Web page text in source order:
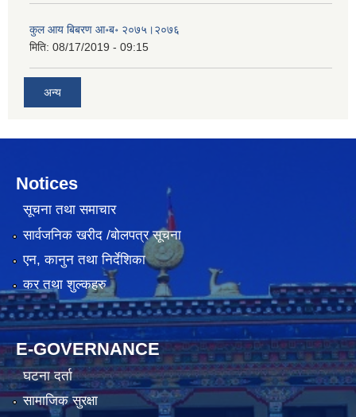
कुल आय बिबरण आ॰ब॰ २०७५।२०७६
मिति: 08/17/2019 - 09:15
अन्य
Notices
सूचना तथा समाचार
सार्वजनिक खरीद /बोलपत्र सूचना
एन, कानुन तथा निर्देशिका
कर तथा शुल्कहरु
E-GOVERNANCE
घटना दर्ता
सामाजिक सुरक्षा